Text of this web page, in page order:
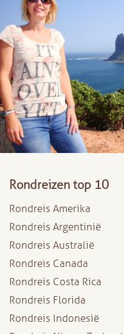
Rondreizen top 10
Rondreis Amerika
Rondreis Argentinië
Rondreis Australië
Rondreis Canada
Rondreis Costa Rica
Rondreis Florida
Rondreis Indonesië